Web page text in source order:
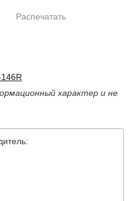
Распечатать
характер и не